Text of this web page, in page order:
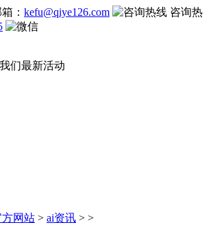
： kefu@qiye126.com
咨询热
们最新活动
方网站 > ai资讯 > >